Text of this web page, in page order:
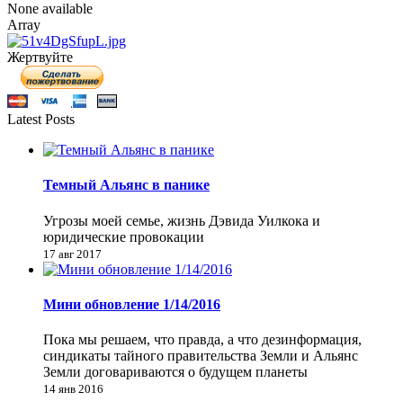
None available
Array
Жертвуйте
Latest Posts
Темный Альянс в панике
Угрозы моей семье, жизнь Дэвида Уилкока и
юридические провокации
17 авг 2017
Мини обновление 1/14/2016
Пока мы решаем, что правда, а что дезинформация,
синдикаты тайного правительства Земли и Альянс
Земли договариваются о будущем планеты
14 янв 2016